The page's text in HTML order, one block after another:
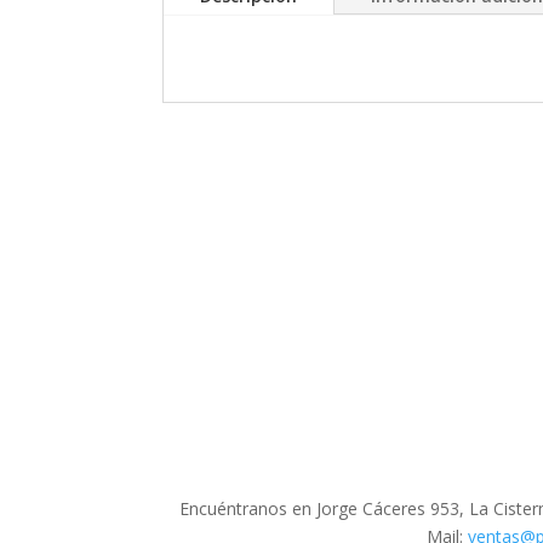
Encuéntranos en Jorge Cáceres 953, La
Mail: